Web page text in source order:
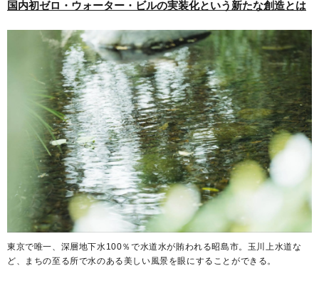
国内初ゼロ・ウォーター・ビルの実装化という新たな創造とは
東京で唯一、深層地下水100％で水道水が賄われる昭島市。玉川上水道な
ど、まちの至る所で水のある美しい風景を眼にすることができる。